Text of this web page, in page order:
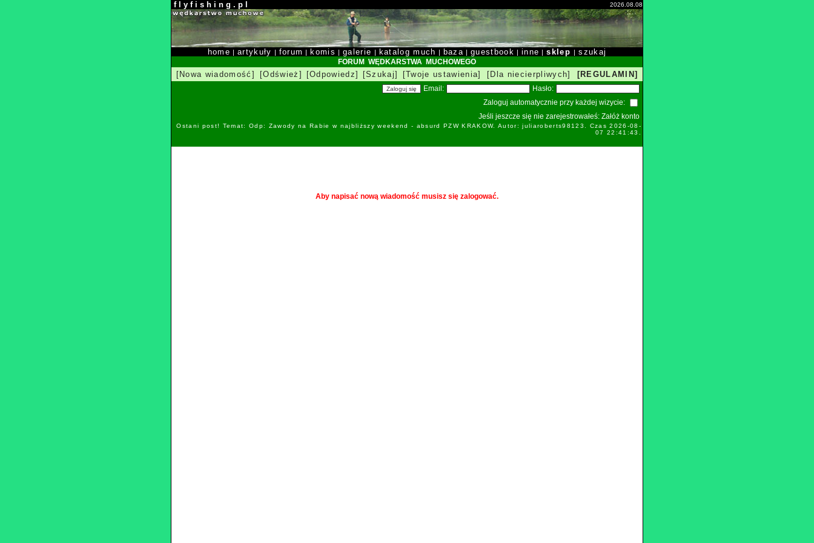
f l y f i s h i n g . p l 2026.08.08
home |artykuły | forum | komis |galerie | katalog much | baza | guestbook | inne |sklep |szukaj
FORUM WĘDKARSTWA MUCHOWEGO
[Nowa wiadomość] [Odśwież] [Odpowiedz] [Szukaj] [Twoje ustawienia] [Dla niecierpliwych] [REGULAMIN]
Email:
Hasło:
Zaloguj automatycznie przy każdej wizycie:
Jeśli jeszcze się nie zarejestrowałeś: Załóż konto
Ostani post! Temat: Odp: Zawody na Rabie w najbliższy weekend - absurd PZW KRAKOW. Autor: juliaroberts98123. Czas 2026-08-
07 22:41:43.
Aby napisać nową wiadomość musisz się zalogować.